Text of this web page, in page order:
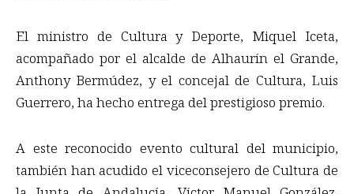
El ministro de Cultura y Deporte, Miquel Iceta,
acompañado por el alcalde de Alhaurín el Grande,
Anthony Bermúdez, y el concejal de Cultura, Luis
Guerrero, ha hecho entrega del prestigioso premio.
A este reconocido evento cultural del municipio,
también han acudido el viceconsejero de Cultura de